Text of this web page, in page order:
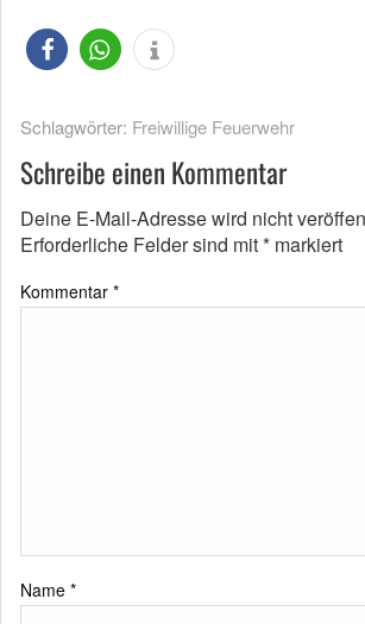
Schlagwörter: Freiwillige Feuerwehr
Schreibe einen Kommentar
Deine E-Mail-Adresse wird nicht
Erforderliche Felder sind mit* markiert
Kommentar *
Name *